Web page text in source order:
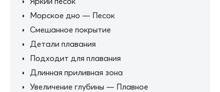
Морское дно — Песок
Смешанное покрытие
Детали плавания
Подходит для плавания
Длинная приливная зона
Увеличение глубины — Плавное